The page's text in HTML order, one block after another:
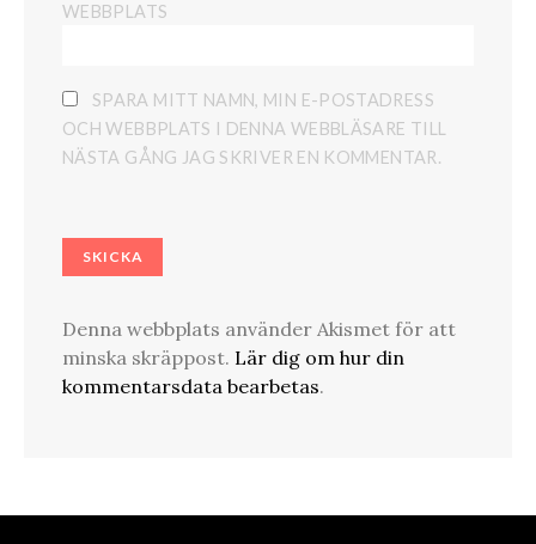
WEBBPLATS
SPARA MITT NAMN, MIN E-POSTADRESS
OCH WEBBPLATS I DENNA WEBBLÄSARE TILL
NÄSTA GÅNG JAG SKRIVER EN KOMMENTAR.
Denna webbplats använder Akismet för att
minska skräppost. Lär dig om hur din
kommentarsdata bearbetas.